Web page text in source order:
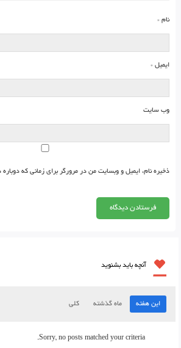
نام *
ایمیل *
وب‌ سایت
ذخیره نام، ایمیل و وبسایت من در مرورگر برای زمانی که
آنچه باید بشنوید
این هفته ماه گذشته کلی
Sorry, no posts matched your criteria.